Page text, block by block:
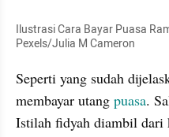
Ilustrasi Cara Bayar Puasa
Pexels/Julia M Cameron
Seperti yang sudah
membayar utang puasa.
Istilah fidyah diambil dari